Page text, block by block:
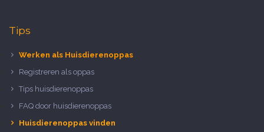
Tips
Werken als Huisdierenoppas
Registreren als oppas
Tips huisdierenoppas
FAQ door huisdierenoppas
Huisdierenoppas vinden